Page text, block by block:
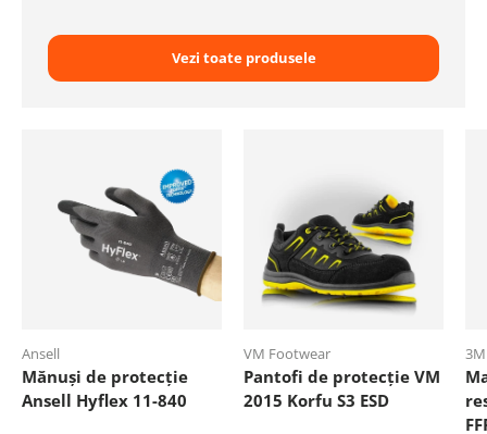
Vezi toate produsele
Ansell
Mănuși de protecție
Ansell Hyflex 11-840
VM Footwear
Pantofi de protecție VM
2015 Korfu S3 ESD
3M